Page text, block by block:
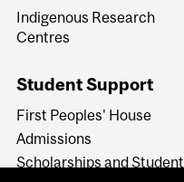
Indigenous Research
Centres
Student Support
First Peoples' House
Admissions
Scholarships and Student